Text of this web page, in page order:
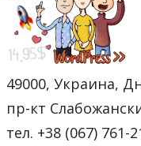
49000, Украина,
пр-кт
тел. +38 (067) 761-